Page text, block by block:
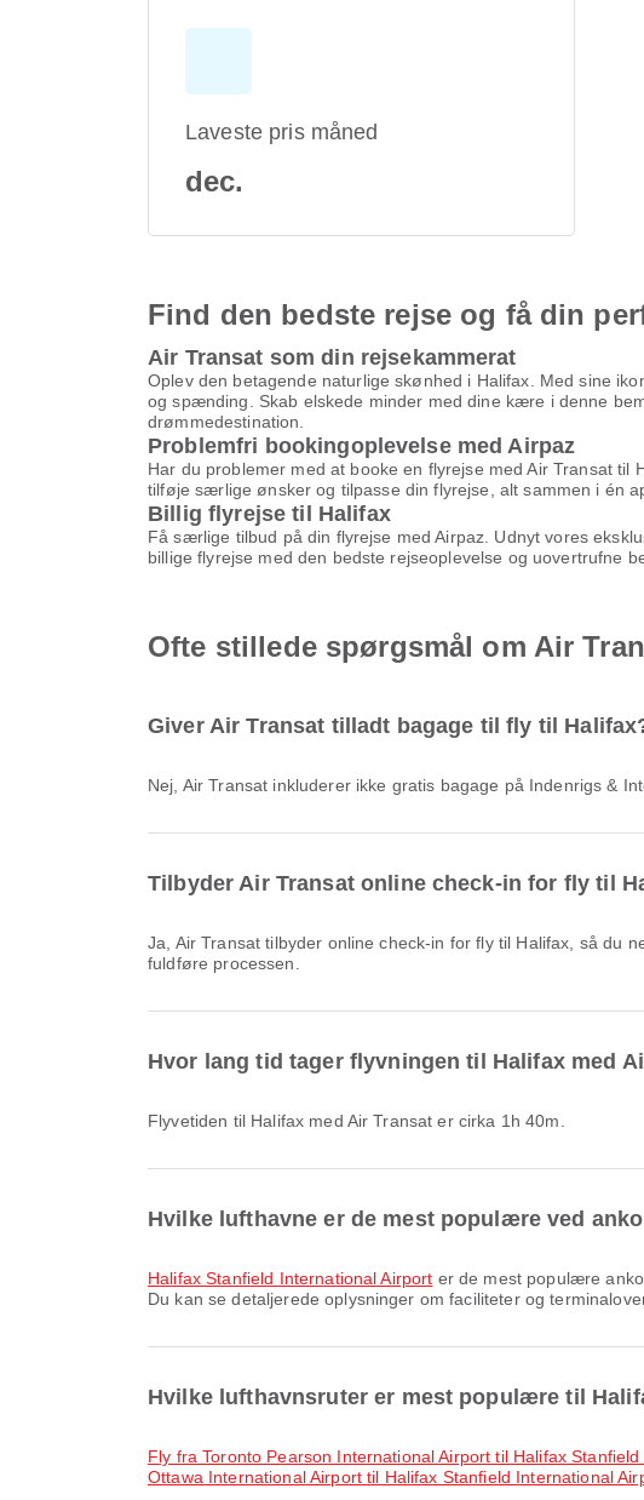
Laveste pris måned
dec.
Find den bedste rejse og få din
Air Transat som din rejsekammerat
Oplev den betagende naturlige skønhed i Halifax. Med sine
og spænding. Skab elskede minder med dine kære i denne
drømmedestination.
Problemfri bookingoplevelse med Airpaz
Har du problemer med at booke en flyrejse med Air Transat
tilføje særlige ønsker og tilpasse din flyrejse, alt sammen i én
Billig flyrejse til Halifax
Få særlige tilbud på din flyrejse med Airpaz. Udnyt vores
billige flyrejse med den bedste rejseoplevelse og uovertrufne
Ofte stillede spørgsmål om Air
Giver Air Transat tilladt bagage til fly til
Nej, Air Transat inkluderer ikke gratis bagage på Indenrigs &
Tilbyder Air Transat online check-in for fly til
Ja, Air Transat tilbyder online check-in for fly til Halifax, så du nemt kan checke ind til din flyrejse via vores platform. Du skal blot følge instruktionerne på Airpaz for at
fuldføre processen.
Hvor lang tid tager flyvningen til Halifax med
Flyvetiden til Halifax med Air Transat er cirka 1h 40m.
Hvilke lufthavne er de mest populære ved
Halifax Stanfield International Airport er de mest populære
Du kan se detaljerede oplysninger om faciliteter og
Hvilke lufthavnsruter er mest populære til
fly fra Toronto Pearson International Airport til Halifax
Ottawa International Airport til Halifax Stanfield International